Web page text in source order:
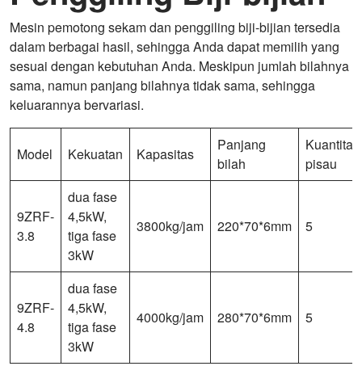
Mesin pemotong sekam dan penggiling biji-bijian tersedia
dalam berbagai hasil, sehingga Anda dapat memilih yang
sesuai dengan kebutuhan Anda. Meskipun jumlah bilahnya
sama, namun panjang bilahnya tidak sama, sehingga
keluarannya bervariasi.
Model Kekuatan Kapasitas
Panjang
bilah
Kuantitas
pisau
9ZRF-
3.8
dua fase
4,5kW,
tiga fase
3kW
3800kg/jam 220*70*6mm 5
9ZRF-
4.8
dua fase
4,5kW,
tiga fase
3kW
4000kg/jam 280*70*6mm 5